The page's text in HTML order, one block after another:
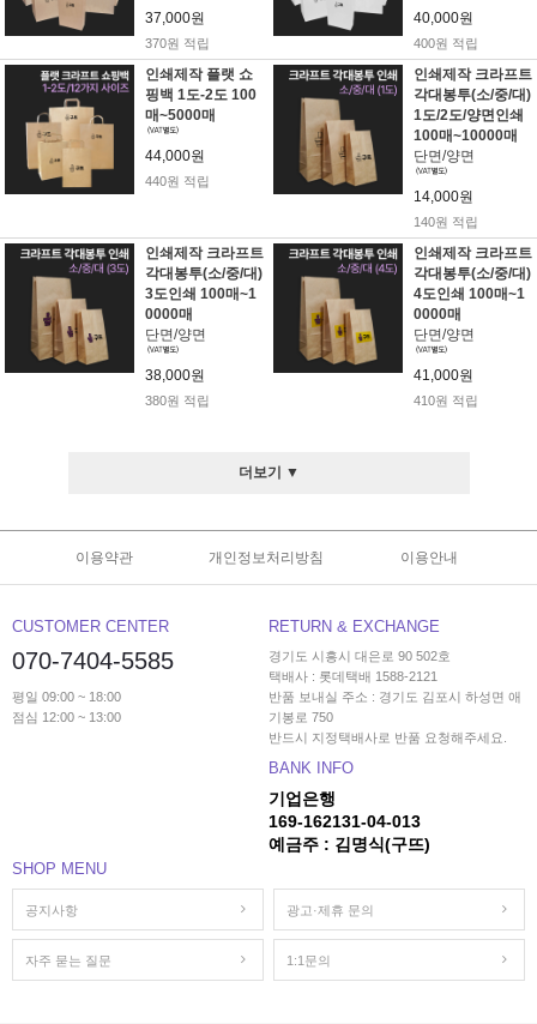
37,000원
370원 적립
40,000원
400원 적립
인쇄제작 플랫 쇼
핑백 1도-2도 100
매~5000매
44,000원
440원 적립
인쇄제작 크라프트
각대봉투(소/중/대)
1도/2도/양면인쇄
100매~10000매
단면/양면
14,000원
140원 적립
인쇄제작 크라프트
각대봉투(소/중/대)
3도인쇄 100매~1
0000매
단면/양면
38,000원
380원 적립
인쇄제작 크라프트
각대봉투(소/중/대)
4도인쇄 100매~1
0000매
단면/양면
41,000원
410원 적립
더보기 ▼
이용약관 개인정보처리방침 이용안내
CUSTOMER CENTER
070-7404-5585
평일 09:00 ~ 18:00
점심 12:00 ~ 13:00
RETURN & EXCHANGE
경기도 시흥시 대은로 90 502호
택배사 : 롯데택배 1588-2121
반품 보내실 주소 : 경기도 김포시 하성면 애
기봉로 750
반드시 지정택배사로 반품 요청해주세요.
BANK INFO
기업은행
169-162131-04-013
예금주 : 김명식(구뜨)
SHOP MENU
공지사항 광고·제휴 문의
자주 묻는 질문 1:1문의